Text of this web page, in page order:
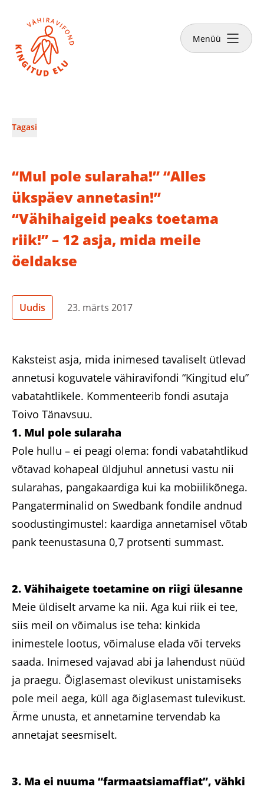
Menüü
Tee annetus Sulge
Kuidas aidata?
Abivajajale
Eesti
Tagasi
“Mul pole sularaha!” “Alles
ükspäev annetasin!”
“Vähihaigeid peaks toetama
riik!” – 12 asja, mida meile
öeldakse
Uudis 23. märts 2017
Kaksteist asja, mida inimesed tavaliselt ütlevad
annetusi koguvatele vähiravifondi “Kingitud elu”
vabatahtlikele. Kommenteerib fondi asutaja
Toivo Tänavsuu.
1. Mul pole sularaha
Pole hullu – ei peagi olema: fondi vabatahtlikud
võtavad kohapeal üldjuhul annetusi vastu nii
sularahas, pangakaardiga kui ka mobiilikõnega.
Pangaterminalid on Swedbank fondile andnud
soodustingimustel: kaardiga annetamisel võtab
pank teenustasuna 0,7 protsenti summast.
2. Vähihaigete toetamine on riigi ülesanne
Meie üldiselt arvame ka nii. Aga kui riik ei tee,
siis meil on võimalus ise teha: kinkida
inimestele lootus, võimaluse elada või terveks
saada. Inimesed vajavad abi ja lahendust nüüd
ja praegu. Õiglasemast olevikust unistamiseks
pole meil aega, küll aga õiglasemast tulevikust.
Ärme unusta, et annetamine tervendab ka
annetajat seesmiselt.
3. Ma ei nuuma “farmaatsiamaffiat”, vähki